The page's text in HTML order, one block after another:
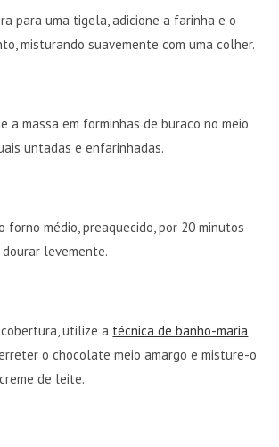
para uma tigela, adicione a farinha e o
misturando suavemente com uma colher.
a massa em forminhas de buraco no meio
untadas e enfarinhadas.
forno médio, preaquecido, por 20 minutos
levemente.
cobertura, utilize a técnica de banho-maria
o chocolate meio amargo e misture-o
de leite.